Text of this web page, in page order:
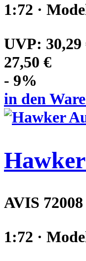
1:72 ·
UVP: 30,29
27,50 €
- 9%
in den
AVIS 72008
1:72 ·